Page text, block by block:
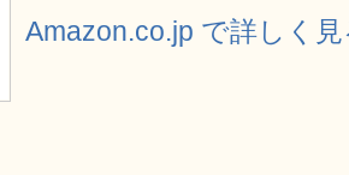
Amazon.co.jp で詳しく